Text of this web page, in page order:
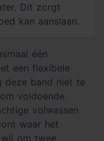
Dit zorgt
kan aanslaan.
één
een flexibele
deze band niet te
voldoende
volwassen
waar het
om twee